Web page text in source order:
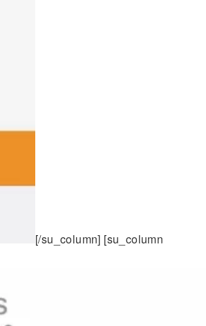
[/su_column] [su_column